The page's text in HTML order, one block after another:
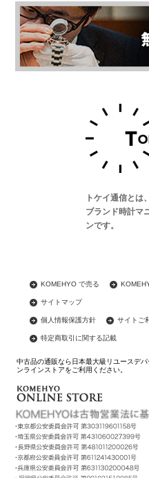
トケイ通信とは
ブランド時計マ
ンです。
KOMEHYO で売る
サイトマップ
個人情報保護方針 サイトご
特定商取引に関する記載
中古品の通販なら日本最大級リユースデ
ンラインストアをご利用ください。